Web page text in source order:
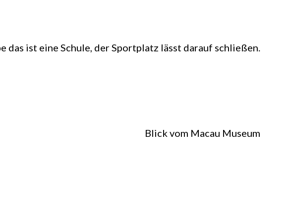
ist eine Schule, der Sportplatz lässt darauf schließen.
Blick vom Macau Museum